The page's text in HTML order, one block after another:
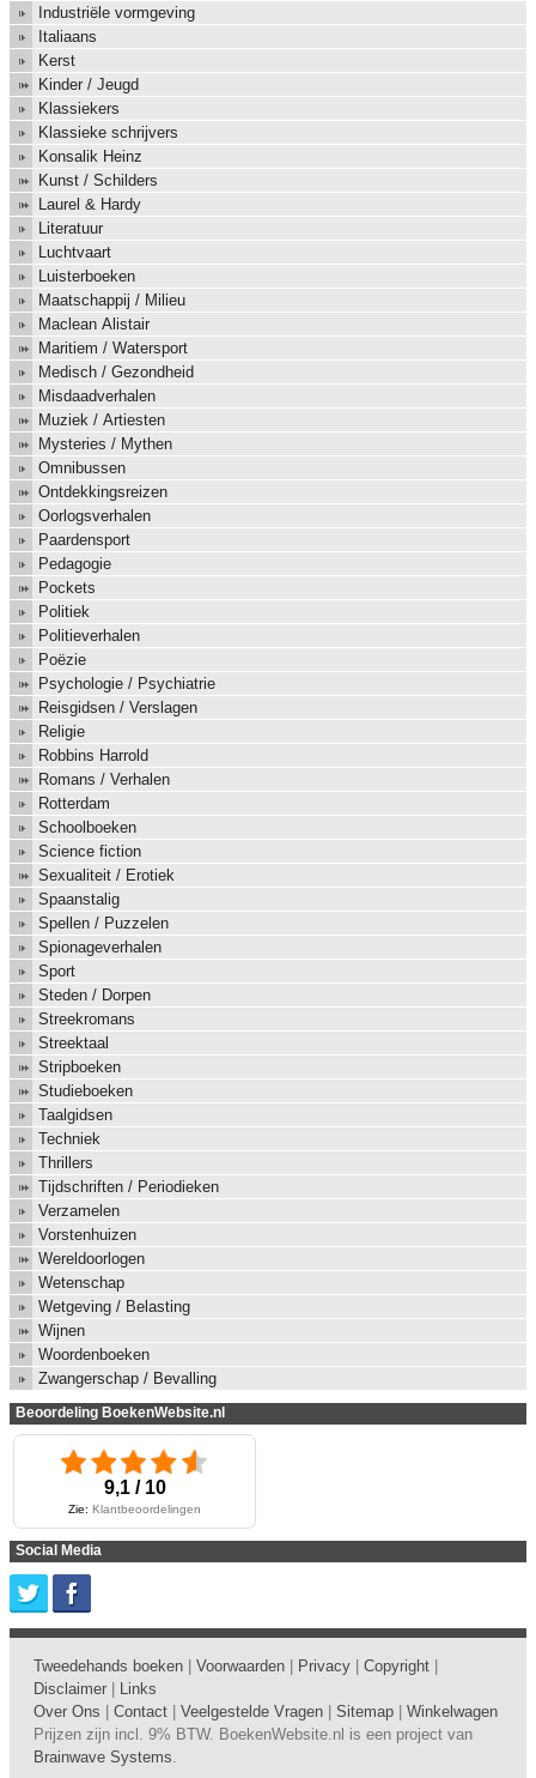
Industriële vormgeving
Italiaans
Kerst
Kinder / Jeugd
Klassiekers
Klassieke schrijvers
Konsalik Heinz
Kunst / Schilders
Laurel & Hardy
Literatuur
Luchtvaart
Luisterboeken
Maatschappij / Milieu
Maclean Alistair
Maritiem / Watersport
Medisch / Gezondheid
Misdaadverhalen
Muziek / Artiesten
Mysteries / Mythen
Omnibussen
Ontdekkingsreizen
Oorlogsverhalen
Paardensport
Pedagogie
Pockets
Politiek
Politieverhalen
Poëzie
Psychologie / Psychiatrie
Reisgidsen / Verslagen
Religie
Robbins Harrold
Romans / Verhalen
Rotterdam
Schoolboeken
Science fiction
Sexualiteit / Erotiek
Spaanstalig
Spellen / Puzzelen
Spionageverhalen
Sport
Steden / Dorpen
Streekromans
Streektaal
Stripboeken
Studieboeken
Taalgidsen
Techniek
Thrillers
Tijdschriften / Periodieken
Verzamelen
Vorstenhuizen
Wereldoorlogen
Wetenschap
Wetgeving / Belasting
Wijnen
Woordenboeken
Zwangerschap / Bevalling
Beoordeling BoekenWebsite.nl
9,1 / 10
Zie: Klantbeoordelingen
Social Media
Tweedehands boeken Voorwaarden Privacy Copyright
Disclaimer
Links
Over Ons
Contact Veelgestelde Vragen Sitemap
Winkelwagen
Prijzen zijn incl. 9% BTW. BoekenWebsite.nl is een project van
Brainwave Systems.